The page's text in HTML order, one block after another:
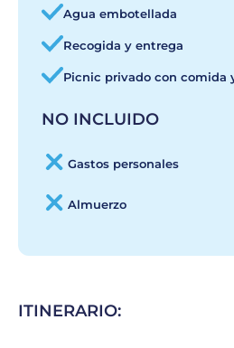
Agua embotellada
Recogida y entrega
Picnic privado con comida
NO INCLUIDO
Gastos personales
Almuerzo
ITINERARIO: